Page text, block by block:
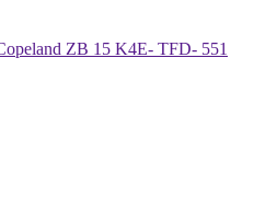
ZB 15 K4E- TFD- 551